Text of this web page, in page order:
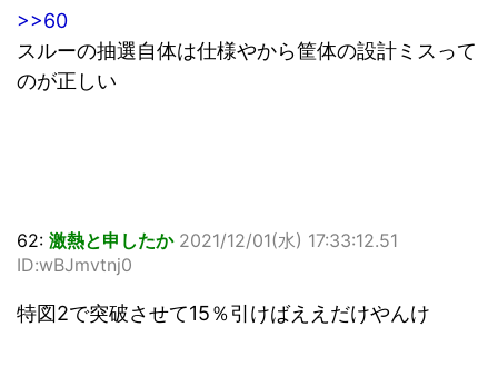
>>60
スルーの抽選自体は仕様やから筐体の設計ミスって
のが正しい
62: 激熱と申したか 2021/12/01(水) 17:33:12.51
ID:wBJmvtnj0
特図2で突破させて15％引けばええだけやんけ